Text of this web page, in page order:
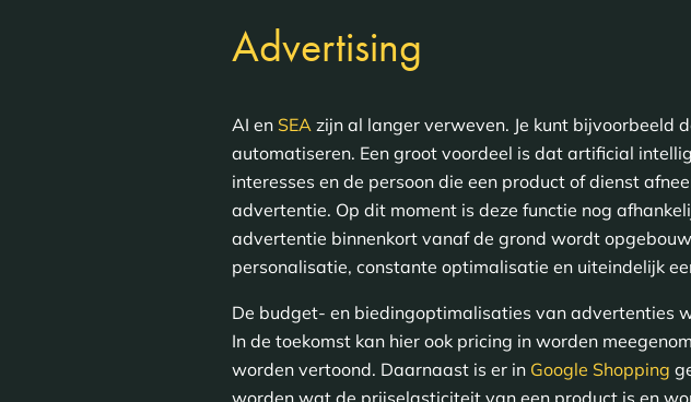
Advertising
AI enSEA zijn al langer verweven. Je kunt bijvoorbeeld
automatiseren. Een groot voordeel is dat artificial
interesses en de persoon die een product of dienst
advertentie. Op dit moment is deze functie nog
advertentie binnenkort vanaf de grond wordt
personalisatie, constante optimalisatie en uiteindelijk
De budget- en biedingoptimalisaties van advertenties
In de toekomst kan hier ook pricing in worden
worden vertoond. Daarnaast is er inGoogle Shopping
worden wat de prijselasticiteit van een product is en